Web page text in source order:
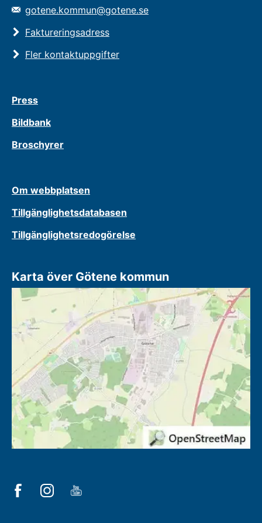
gotene.kommun@gotene.se
Faktureringsadress
Fler kontaktuppgifter
Press
Bildbank
Broschyrer
Om webbplatsen
Tillgänglighetsdatabasen
Tillgänglighetsredogörelse
Karta över Götene kommun